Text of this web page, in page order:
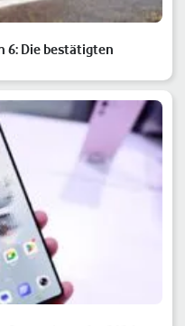
6: Die bestätigten